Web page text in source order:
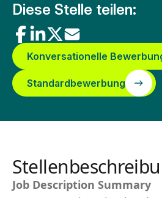
Diese Stelle teilen:
Konversationelle
Standardbewerbung
Job Description Summary